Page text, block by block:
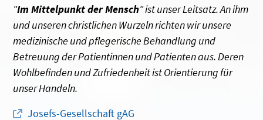
"Im Mittelpunkt der Mensch" ist unser Leitsatz. An ihm
und unseren christlichen Wurzeln richten wir unsere
medizinische und pflegerische Behandlung und
Betreuung der Patientinnen und Patienten aus. Deren
Wohlbefinden und Zufriedenheit ist Orientierung für
unser Handeln.
Josefs-Gesellschaft gAG